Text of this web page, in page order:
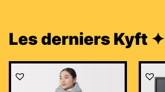
Les derniers Kyft ✦